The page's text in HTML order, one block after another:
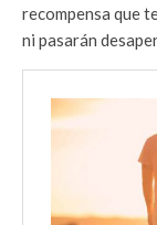
recompensa que
ni pasarán